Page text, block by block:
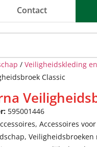
Contact
/ Veiligheidskleding
Classic
595001446
, Accessoires
, Veiligheidsbroeken